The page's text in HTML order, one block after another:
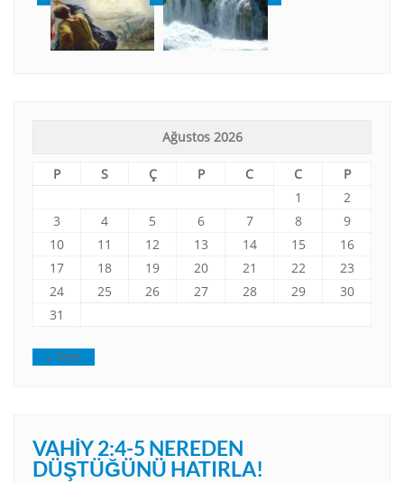
Ağustos 2026
P S Ç P C C
P
1
2
3
4 5 6 7 8
9
10
11 12 13 14 15
16
17
18 19 20 21 22
23
24
25 26 27 28 29
30
31
« Tem
VAHIY 2:4-5 NEREDEN
DÜŞTÜĞÜNÜ HATIRLA!